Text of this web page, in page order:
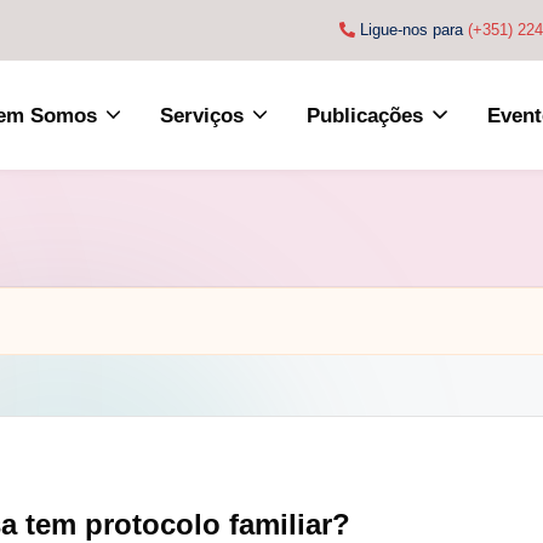
Ligue-nos para (+351)
Somos Serviços Publicações
tem protocolo familiar?